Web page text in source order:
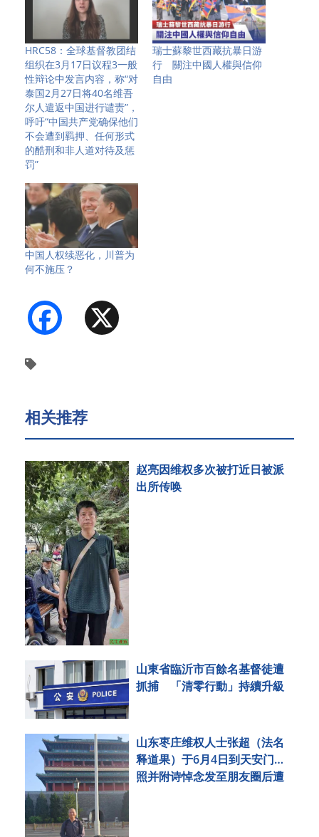
HRC58：全球基督教团结
组织在3月17日议程3一般
性辩论中发言内容，称“对
泰国2月27日将40名维吾
尔人遣返中国进行谴责”，
呼吁“中国共产党确保他们
不会遭到羁押、任何形式
的酷刑和非人道对待及惩
罚”
瑞士蘇黎世西藏抗暴日游
行 關注中國人權與信仰
自由
中国人权续恶化，川普为
何不施压？
Facebook
相关推荐
赵亮因维权多次被打近日被派
出所传唤
山東省臨沂市百餘名基督徒遭
抓捕 「清零行動」持續升級
山东枣庄维权人士张超（法名
释道果）于6月4日到天安门拍
照并附诗悼念发至朋友圈后遭